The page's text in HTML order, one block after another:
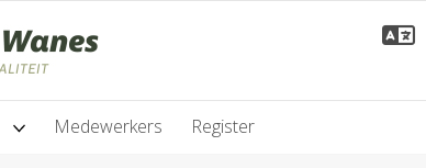
Medewerkers Register